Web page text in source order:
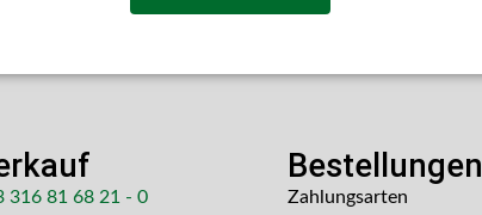
316 81 68 21 - 0
Bestellungen
Zahlungsarten